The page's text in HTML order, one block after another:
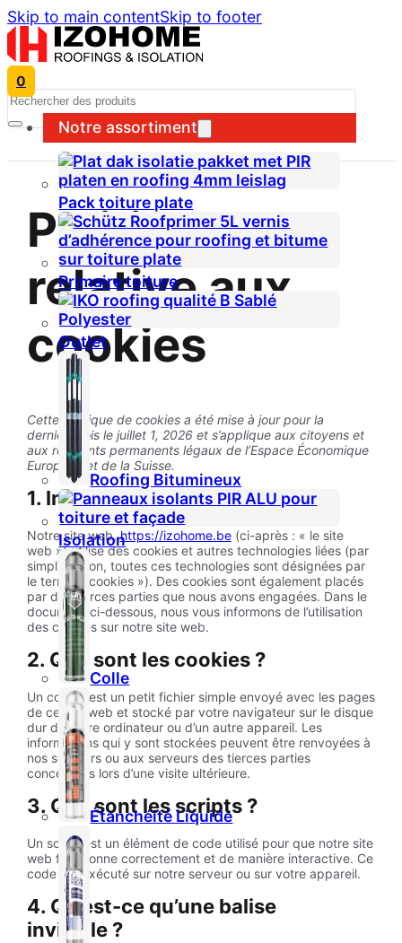
Skip to main contentSkip to footer
0
Notre assortiment
Pack toiture plate
Primaire toiture
Outlet
Roofing Bitumineux
Isolation
Colle
Étanchéité Liquide
Search
Politique
relative aux
cookies
Cette politique de cookies a été mise à jour pour la
dernière fois le juillet 1, 2026 et s’applique aux citoyens et
aux résidents permanents légaux de l’Espace Économique
Européen et de la Suisse.
1. Introduction
Notre site web,https://izohome.be(ci-après : « le site
web ») utilise des cookies et autres technologies liées (par
simplification, toutes ces technologies sont désignées par
le terme « cookies »). Des cookies sont également placés
par des tierces parties que nous avons engagées. Dans le
document ci-dessous, nous vous informons de l’utilisation
des cookies sur notre site web.
2. Que sont les cookies ?
Un cookie est un petit fichier simple envoyé avec les pages
de ce site web et stocké par votre navigateur sur le disque
dur de votre ordinateur ou d’un autre appareil. Les
informations qui y sont stockées peuvent être renvoyées à
nos serveurs ou aux serveurs des tierces parties
concernées lors d’une visite ultérieure.
3. Que sont les scripts ?
Un script est un élément de code utilisé pour que notre site
web fonctionne correctement et de manière interactive. Ce
code est exécuté sur notre serveur ou sur votre appareil.
4. Qu’est-ce qu’une balise
invisible ?